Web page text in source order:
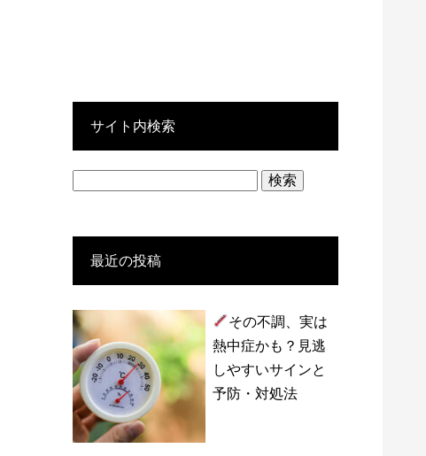
サイト内検索
最近の投稿
その不調、実は
熱中症かも？見逃
しやすいサインと
予防・対処法